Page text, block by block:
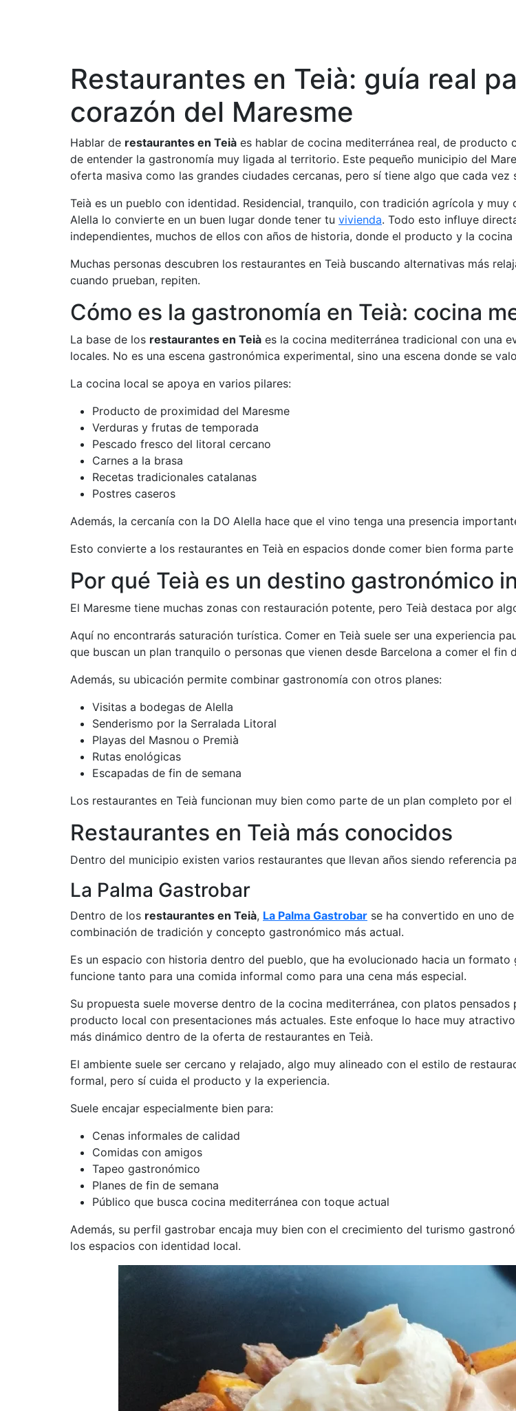
Restaurantes en Teià: guía real
corazón del Maresme
Hablar de restaurantes en Teià es hablar de cocina mediterránea real, de
de entender la gastronomía muy ligada al territorio. Este pequeño municipio del
oferta masiva como las grandes ciudades cercanas, pero sí tiene algo que cada vez
Teià es un pueblo con identidad. Residencial, tranquilo, con tradición agrícola y
Alella lo convierte en un buen lugar donde tener tu vivienda. Todo esto influye
independientes, muchos de ellos con años de historia, donde el producto y la
Muchas personas descubren los restaurantes en Teià buscando alternativas más
cuando prueban, repiten.
Cómo es la gastronomía en Teià: cocina
La base de los restaurantes en Teià es la cocina mediterránea tradicional con una
locales. No es una escena gastronómica experimental, sino una escena donde se
La cocina local se apoya en varios pilares:
Producto de proximidad del Maresme
Verduras y frutas de temporada
Pescado fresco del litoral cercano
Carnes a la brasa
Recetas tradicionales catalanas
Postres caseros
Además, la cercanía con la DO Alella hace que el vino tenga una presencia
Esto convierte a los restaurantes en Teià en espacios donde comer bien forma
Por qué Teià es un destino gastronómico
El Maresme tiene muchas zonas con restauración potente, pero Teià destaca por
Aquí no encontrarás saturación turística. Comer en Teià suele ser una experiencia
que buscan un plan tranquilo o personas que vienen desde Barcelona a comer el fin
Además, su ubicación permite combinar gastronomía con otros planes:
Visitas a bodegas de Alella
Senderismo por la Serralada Litoral
Playas del Masnou o Premià
Rutas enológicas
Escapadas de fin de semana
Los restaurantes en Teià funcionan muy bien como parte de un plan completo por el
Restaurantes en Teià más conocidos
Dentro del municipio existen varios restaurantes que llevan años siendo referencia
La Palma Gastrobar
Dentro de los restaurantes en Teià, La Palma Gastrobar se ha convertido en uno
combinación de tradición y concepto gastronómico más actual.
Es un espacio con historia dentro del pueblo, que ha evolucionado hacia un
funcione tanto para una comida informal como para una cena más especial.
Su propuesta suele moverse dentro de la cocina mediterránea, con platos
producto local con presentaciones más actuales. Este enfoque lo hace muy
más dinámico dentro de la oferta de restaurantes en Teià.
El ambiente suele ser cercano y relajado, algo muy alineado con el estilo de
formal, pero sí cuida el producto y la experiencia.
Suele encajar especialmente bien para:
Cenas informales de calidad
Comidas con amigos
Tapeo gastronómico
Planes de fin de semana
Público que busca cocina mediterránea con toque actual
Además, su perfil gastrobar encaja muy bien con el crecimiento del turismo
los espacios con identidad local.